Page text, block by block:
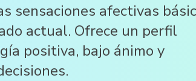
sensaciones afectivas
actual. Ofrece un perfil
positiva, bajo ánimo y